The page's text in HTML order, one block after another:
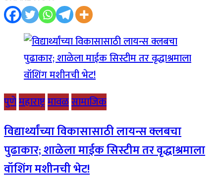
पुणेमहाराष्ट्रमावळसामाजिक
विद्यार्थ्यांच्या विकासासाठी लायन्स क्लबचा
पुढाकार; शाळेला माईक सिस्टीम तर वृद्धाश्रमाला
वॉशिंग मशीनची भेट!